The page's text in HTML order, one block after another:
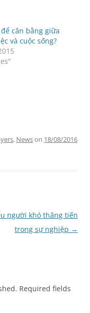
cân bằng giữa
và cuộc sống?
, Newson 18/08/2016
người khó thăng tiến
trong sự nghiệp →
Required fields